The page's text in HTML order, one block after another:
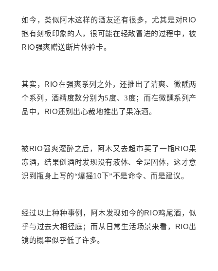
如今，类似阿木这样的酒友还有很多，尤其是对RIO
抱有刻板印象的人，很可能在轻敌冒进的过程中，被
RIO强爽赠送断片体验卡。
其实， RIO在强爽系列之外，还推出了清爽、微醺两
个系列，酒精度数分别为5度、3度；而在微醺系列产
品中， RIO还别出心裁地推出了果冻酒。
被RIO强爽灌醉之后，阿木又去超市买了一瓶RIO果
冻酒，结果倒酒时发现没有液体、全是固体，这才意
识到瓶身上写的“爆摇10下”不是命令、而是建议。
经过以上种种事例，阿木发现如今的RIO鸡尾酒，似
乎与过去大相径庭；而从日常生活场景来看， RIO出
镜的概率似乎低了许多。